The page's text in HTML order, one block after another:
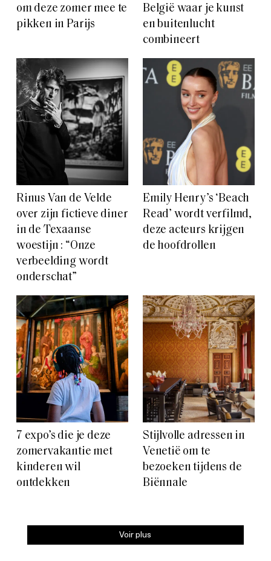
om deze zomer mee te
pikken in Parijs
België waar je kunst
en buitenlucht
combineert
Rinus Van de Velde
over zijn fictieve diner
in de Texaanse
woestijn : “Onze
verbeelding wordt
onderschat”
Emily Henry’s ‘Beach
Read’ wordt verfilmd,
deze acteurs krijgen
de hoofdrollen
7 expo’s die je deze
zomervakantie met
kinderen wil
ontdekken
Stijlvolle adressen in
Venetië om te
bezoeken tijdens de
Biënnale
Voir plus